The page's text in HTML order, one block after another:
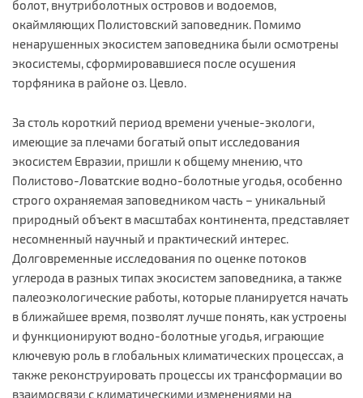
болот, внутриболотных островов и водоемов,
окаймляющих Полистовский заповедник. Помимо
ненарушенных экосистем заповедника были осмотрены
экосистемы, сформировавшиеся после осушения
торфяника в районе оз. Цевло.
За столь короткий период времени ученые-экологи,
имеющие за плечами богатый опыт исследования
экосистем Евразии, пришли к общему мнению, что
Полистово-Ловатские водно-болотные угодья, особенно
строго охраняемая заповедником часть – уникальный
природный объект в масштабах континента, представляет
несомненный научный и практический интерес.
Долговременные исследования по оценке потоков
углерода в разных типах экосистем заповедника, а также
палеоэкологические работы, которые планируется начать
в ближайшее время, позволят лучше понять, как устроены
и функционируют водно-болотные угодья, играющие
ключевую роль в глобальных климатических процессах, а
также реконструировать процессы их трансформации во
взаимосвязи с климатическими изменениями на